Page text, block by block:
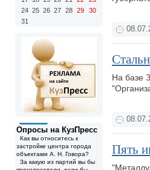
24 25 26 27 28 29
30
31
Опросы на КузПресс
Как вы относитесь к
застройке центра города
объектами А. Н. Говора?
За какую из партий вы бы
На базе
Пять